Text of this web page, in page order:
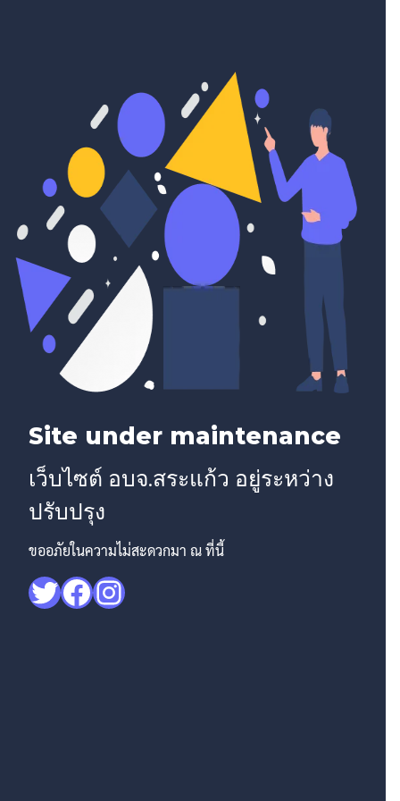
Site under maintenance
เว็บไซต์ อบจ.สระแก้ว อยู่ระหว่าง
ปรับปรุง
ขออภัยในความไม่สะดวกมา ณ ที่นี้
Twitter
Facebook
Instagram